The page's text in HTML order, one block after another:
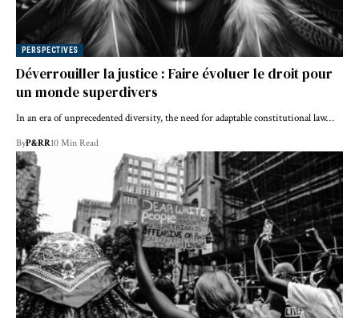
PERSPECTIVES
Déverrouiller la justice : Faire évoluer le droit pour
un monde superdivers
In an era of unprecedented diversity, the need for adaptable constitutional law…
ByP&RR10 Min Read